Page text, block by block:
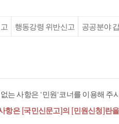
행동강령 위반신고 공공분야
는 사항은 '민원'코너를 이용해 주
항은 [국민신문고]의 [민원신청]란